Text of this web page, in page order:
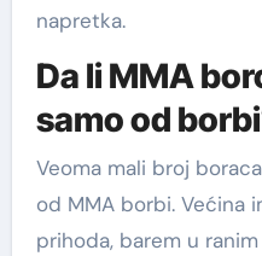
napretka.
Da li MMA
samo od
Veoma mali broj
od MMA borbi. Većina
prihoda, barem u